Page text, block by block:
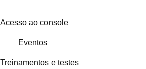
Acesso ao console
Eventos
Treinamentos e testes